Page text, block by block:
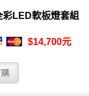
LED軟板燈套組
$14,700元